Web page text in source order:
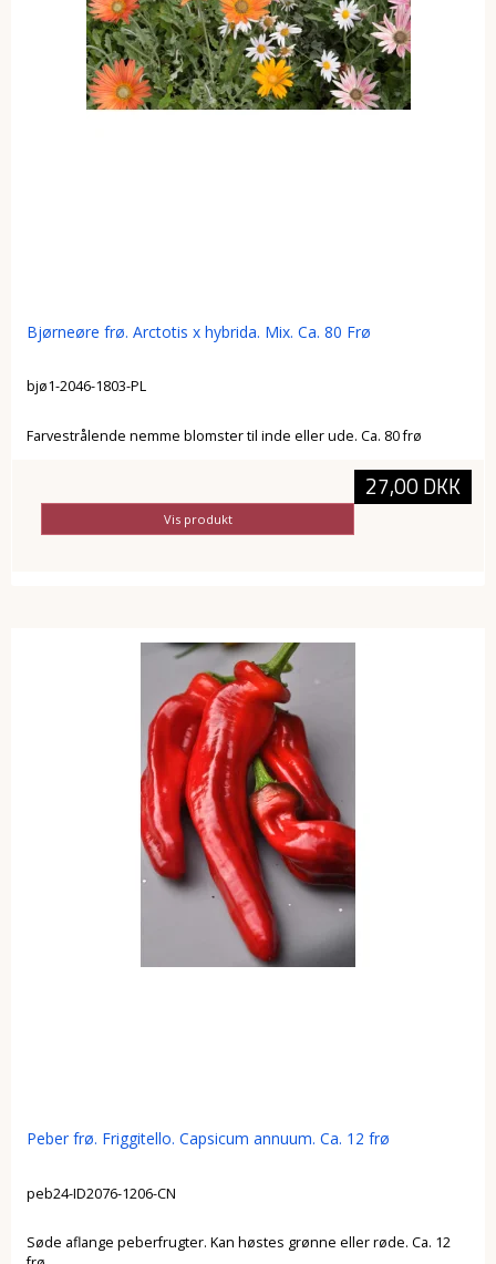
Bjørneøre frø. Arctotis x hybrida. Mix. Ca. 80 Frø
bjø1-2046-1803-PL
Farvestrålende nemme blomster til inde eller ude. Ca. 80 frø
27,00 DKK
Vis produkt
Peber frø. Friggitello. Capsicum annuum. Ca. 12 frø
peb24-ID2076-1206-CN
Søde aflange peberfrugter. Kan høstes grønne eller røde. Ca. 12